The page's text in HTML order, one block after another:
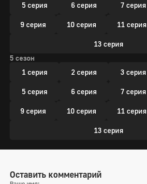
5 серия 6 серия 7 серия
9 серия 10 серия 11 серия
13 серия
5 сезон
1 серия
2 серия 3 серия
5 серия 6 серия 7 серия
9 серия 10 серия 11 серия
13 серия
Оставить комментарий